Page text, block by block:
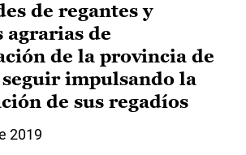
de regantes y
agrarias de
de la provincia de
impulsando la
de sus regadíos
2019